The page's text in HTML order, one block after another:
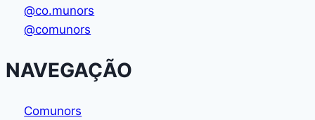
@co.munors
@comunors
NAVEGAÇÃO
Comunors